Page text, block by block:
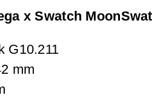
x Swatch
G10.211
mm